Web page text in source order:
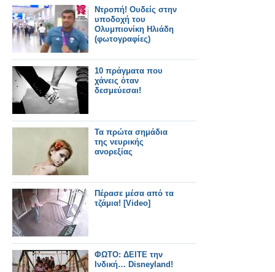
Ντροπή! Ουδείς στην
υποδοχή του
Ολυμπιονίκη Ηλιάδη
(φωτογραφίες)
10 πράγματα που
χάνεις όταν
δεσμεύεσαι!
Τα πρώτα σημάδια
της νευρικής
ανορεξίας
Πέρασε μέσα από τα
τζάμια! [Video]
ΦΩΤΟ: ΔΕΙΤΕ την
Ινδική… Disneyland!